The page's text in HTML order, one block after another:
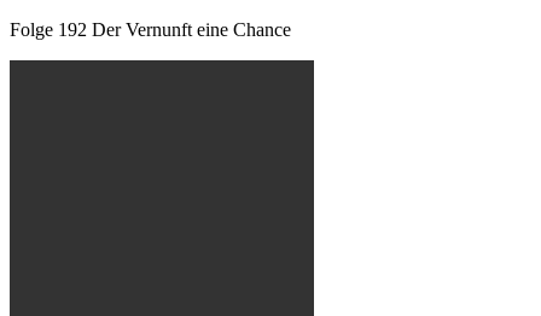
Folge 192 Der Vernunft eine Chance